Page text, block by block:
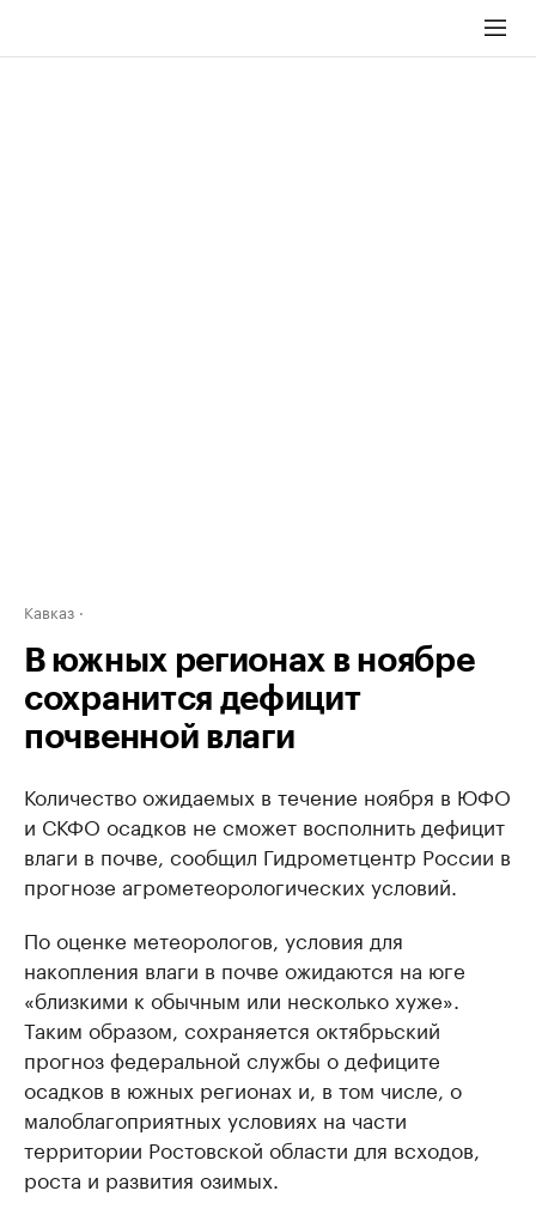
Кавказ
В южных регионах в ноябре
сохранится дефицит
почвенной влаги
Количество ожидаемых в течение ноября в ЮФО
и СКФО осадков не сможет восполнить дефицит
влаги в почве, сообщил Гидрометцентр России в
прогнозе агрометеорологических условий.
По оценке метеорологов, условия для
накопления влаги в почве ожидаются на юге
«близкими к обычным или несколько хуже».
Таким образом, сохраняется октябрьский
прогноз федеральной службы о дефиците
осадков в южных регионах и, в том числе, о
малоблагоприятных условиях на части
территории Ростовской области для всходов,
роста и развития озимых.